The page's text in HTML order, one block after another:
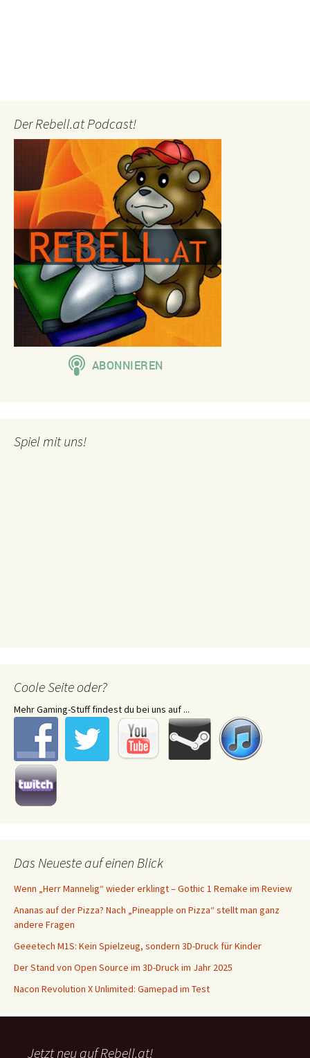
Der Rebell.at Podcast!
Spiel mit uns!
Coole Seite oder?
Mehr Gaming-Stuff findest du bei uns auf ...
Das Neueste auf einen Blick
Wenn „Herr Mannelig“ wieder erklingt – Gothic 1 Remake im Review
Ananas auf der Pizza? Nach „Pineapple on Pizza“ stellt man ganz
andere Fragen
Geeetech M1S: Kein Spielzeug, sondern 3D-Druck für Kinder
Der Stand von Open Source im 3D-Druck im Jahr 2025
Nacon Revolution X Unlimited: Gamepad im Test
Jetzt neu auf Rebell.at!